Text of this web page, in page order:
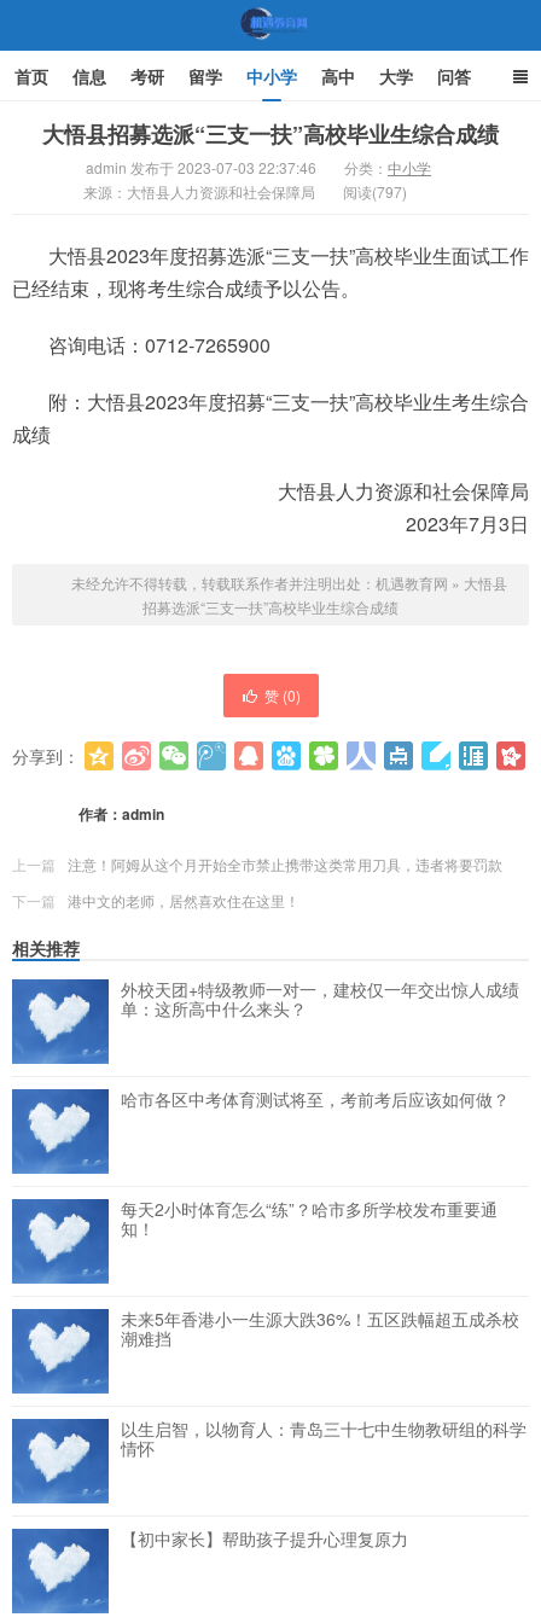
机遇教育网
首页 信息 考研 留学 中小学 高中 大学 问答
文化 家庭教育
大悟县招募选派“三支一扶”高校毕业生综合成绩
admin 发布于 2023-07-03 22:37:46 分类： 中小学
来源：大悟县人力资源和社会保障局
阅读(797)
大悟县2023年度招募选派“三支一扶”高校毕业生面试工作
已经结束，现将考生综合成绩予以公告。
咨询电话：0712-7265900
附：大悟县2023年度招募“三支一扶”高校毕业生考生综合
成绩
大悟县人力资源和社会保障局
2023年7月3日
未经允许不得转载，转载联系作者并注明出处： 机遇教育网 » 大悟县
招募选派“三支一扶”高校毕业生综合成绩
赞 (0)
分享到：
作者： admin
上一篇
注意！阿姆从这个月开始全市禁止携带这类常用刀具，违者将要罚款
下一篇
港中文的老师，居然喜欢住在这里！
相关推荐
外校天团+特级教师一对一，建校仅一年交出惊人成绩
单：这所高中什么来头？
哈市各区中考体育测试将至，考前考后应该如何做？
每天2小时体育怎么“练”？哈市多所学校发布重要通
知！
未来5年香港小一生源大跌36%！五区跌幅超五成杀校
潮难挡
以生启智，以物育人：青岛三十七中生物教研组的科学
情怀
【初中家长】帮助孩子提升心理复原力